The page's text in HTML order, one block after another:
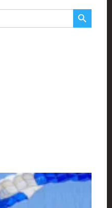
SEARCH BUTTON